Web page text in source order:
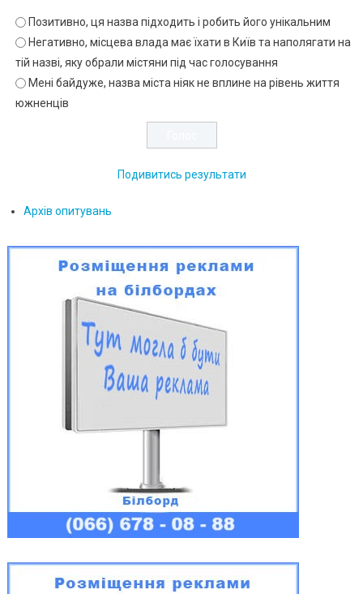
Позитивно, ця назва підходить і робить його унікальним
Негативно, місцева влада має їхати в Київ та наполягати на
тій назві, яку обрали містяни під час голосування
Мені байдуже, назва міста ніяк не вплине на рівень життя
южненців
Подивитись результати
Архів опитувань